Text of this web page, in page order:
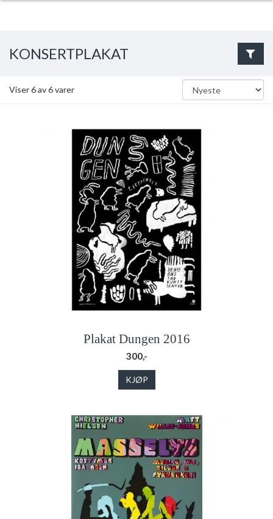
KONSERTPLAKAT
Viser6av6varer
Plakat Dungen 2016
300,-
KJØP